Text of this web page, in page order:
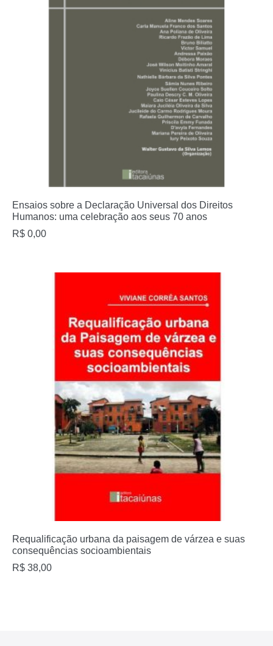
Ensaios sobre a Declaração Universal dos Direitos
Humanos: uma celebração aos seus 70 anos
R$ 0,00
Requalificação urbana da paisagem de várzea e suas
consequências socioambientais
R$ 38,00